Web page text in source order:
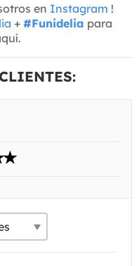
en Instagram !
+ #Funidelia para